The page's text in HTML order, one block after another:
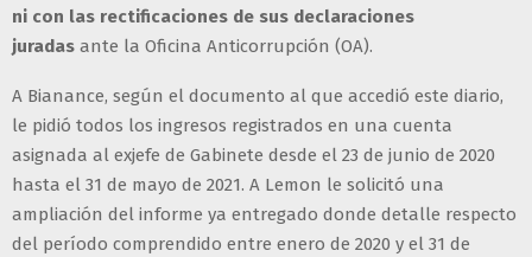
ni con las rectificaciones de sus declaraciones
juradas ante la Oficina Anticorrupción (OA).
A Bianance, según el documento al que accedió este diario,
le pidió todos los ingresos registrados en una cuenta
asignada al exjefe de Gabinete desde el 23 de junio de 2020
hasta el 31 de mayo de 2021. A Lemon le solicitó una
ampliación del informe ya entregado donde detalle respecto
del período comprendido entre enero de 2020 y el 31 de